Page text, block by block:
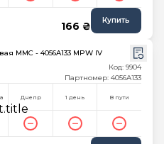
166 ₴ Купить
MMC - 4056A133 MPW IV
Код: 9904
Партномер: 4056A133
Днепр 1 день В пути